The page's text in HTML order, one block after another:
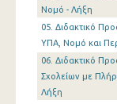
Νομό - Λήξη
05. Διδακτικό
ΥΠΑ, Νομό και
06. Διδακτικό
Σχολείων με
Λήξη